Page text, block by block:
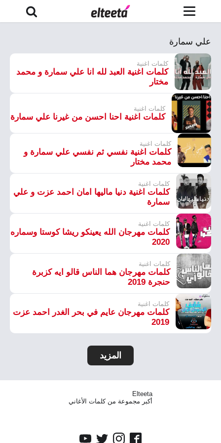
علي سمارة
كلمات اغنية
كلمات اغنية العبد لله انا علي سمارة و محمد
مختار
كلمات اغنية
كلمات اغنية احنا احسن من غيرنا علي سمارة
كلمات اغنية
كلمات اغنية نفسي ثم نفسي علي سمارة و
محمد مختار
كلمات اغنية
كلمات اغنية دنيا ماليها امان احمد عزت و علي
سمارة
كلمات اغنية
كلمات مهرجان الله يعينكو ريشا كوستا وسماره
2020
كلمات اغنية
كلمات مهرجان هما الناس قالو ايه كزبرة
حنجرة 2019
كلمات اغنية
كلمات مهرجان عايم في بحر الغدر احمد عزت
2019
المزيد
Elteeta
أكبر مجموعة من كلمات الأغاني